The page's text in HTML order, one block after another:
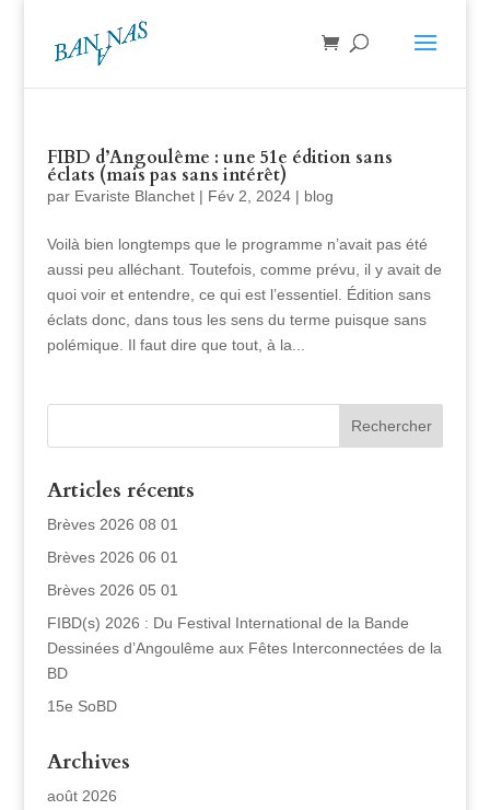
FIBD d’Angoulême : une 51e édition sans
éclats (mais pas sans intérêt)
par Evariste Blanchet| Fév 2, 2024| blog
Voilà bien longtemps que le programme n’avait pas été
aussi peu alléchant. Toutefois, comme prévu, il y avait de
quoi voir et entendre, ce qui est l’essentiel. Édition sans
éclats donc, dans tous les sens du terme puisque sans
polémique. Il faut dire que tout, à la...
Articles récents
Brèves 2026 08 01
Brèves 2026 06 01
Brèves 2026 05 01
FIBD(s) 2026 : Du Festival International de la Bande
Dessinées d’Angoulême aux Fêtes Interconnectées de la
BD
15e SoBD
Archives
août 2026